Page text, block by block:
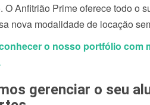
O Anfitrião Prime oferece todo o
nova modalidade de locação
o nosso portfólio com
gerenciar o seu